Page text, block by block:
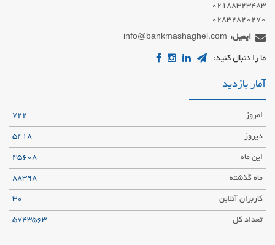
02832820270
ایمیل: info@bankmashaghel.com
ما را دنبال کنید:
آمار بازدید
امروز 722
دیروز 5418
این ماه 45608
ماه گذشته 88398
کاربران آنلاین 30
تعداد کل 5743563